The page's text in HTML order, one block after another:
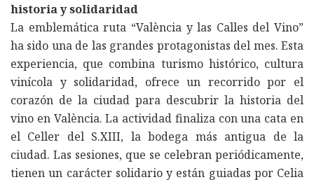
historia y solidaridad
La emblemática ruta “València y las Calles del Vino”
ha sido una de las grandes protagonistas del mes. Esta
experiencia, que combina turismo histórico, cultura
vinícola y solidaridad, ofrece un recorrido por el
corazón de la ciudad para descubrir la historia del
vino en València. La actividad finaliza con una cata en
el Celler del S.XIII, la bodega más antigua de la
ciudad. Las sesiones, que se celebran periódicamente,
tienen un carácter solidario y están guiadas por Celia